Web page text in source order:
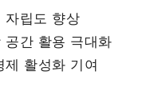
자립도 향상
공간 활용 극대화
제 활성화 기여